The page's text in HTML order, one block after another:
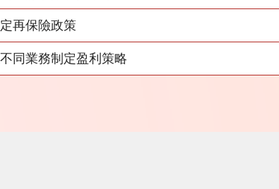
再保險政策
同業務制定盈利策略